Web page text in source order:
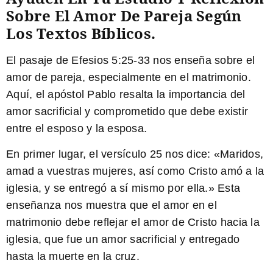
Sobre El Amor De Pareja Según
Los Textos Bíblicos.
El pasaje de Efesios 5:25-33 nos enseña sobre el
amor de pareja, especialmente en el matrimonio.
Aquí, el apóstol Pablo resalta la importancia del
amor sacrificial y comprometido que debe existir
entre el esposo y la esposa.
En primer lugar, el versículo 25 nos dice: «Maridos,
amad a vuestras mujeres, así como Cristo amó a la
iglesia, y se entregó a sí mismo por ella.» Esta
enseñanza nos muestra que el amor en el
matrimonio debe reflejar el amor de Cristo hacia la
iglesia, que fue un amor sacrificial y entregado
hasta la muerte en la cruz.